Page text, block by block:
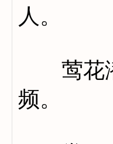
人。
莺花潜
频。